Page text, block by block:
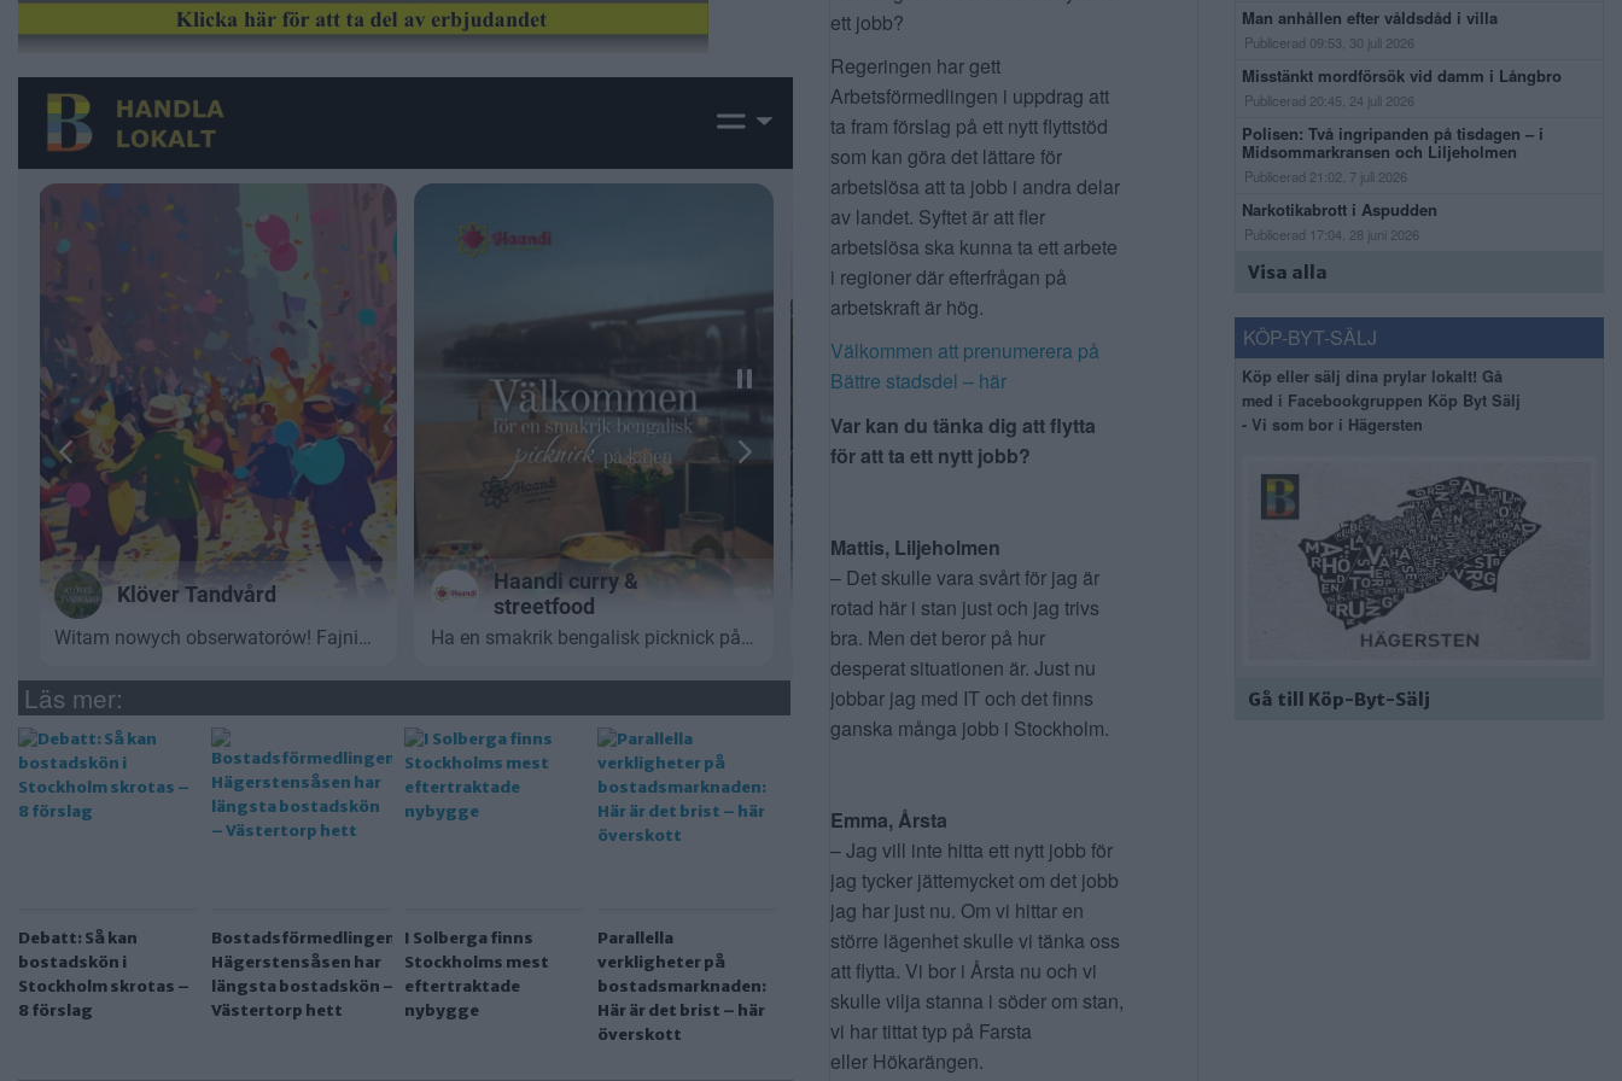
Läs mer:
Debatt: Så kan
bostadskön i
Stockholm skrotas –
8 förslag
Bostadsförmedlingen:
Hägerstensåsen har
längsta bostadskön –
Västertorp hett
I Solberga finns
Stockholms mest
eftertraktade
nybygge
Parallella
verkligheter på
bostadsmarknaden:
Här är det brist – här
överskott
ett jobb?
Regeringen har gett
Arbetsförmedlingen i uppdrag att
ta fram förslag på ett nytt flyttstöd
som kan göra det lättare för
arbetslösa att ta jobb i andra delar
av landet. Syftet är att fler
arbetslösa ska kunna ta ett arbete
i regioner där efterfrågan på
arbetskraft är hög.
Välkommen att prenumerera på
Bättre stadsdel – här
Var kan du tänka dig att flytta
för att ta ett nytt jobb?
Mattis, Liljeholmen
– Det skulle vara svårt för jag är
rotad här i stan just och jag trivs
bra. Men det beror på hur
desperat situationen är. Just nu
jobbar jag med IT och det finns
ganska många jobb i Stockholm.
Emma, Årsta
– Jag vill inte hitta ett nytt jobb för
jag tycker jättemycket om det jobb
jag har just nu. Om vi hittar en
större lägenhet skulle vi tänka oss
att flytta. Vi bor i Årsta nu och vi
skulle vilja stanna i söder om stan,
vi har tittat typ på Farsta
eller Hökarängen.
Man anhållen efter våldsdåd i villa
Publicerad 09:53, 30 juli 2026
Misstänkt mordförsök vid damm i Långbro
Publicerad 20:45, 24 juli 2026
Polisen: Två ingripanden på tisdagen – i
Midsommarkransen och Liljeholmen
Publicerad 21:02, 7 juli 2026
Narkotikabrott i Aspudden
Publicerad 17:04, 28 juni 2026
Visa alla
KÖP-BYT-SÄLJ
Köp eller sälj dina prylar lokalt! Gå
med i Facebookgruppen Köp Byt Sälj
- Vi som bor i Hägersten
Gå till Köp-Byt-Sälj